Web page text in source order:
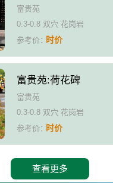
富贵苑
0.3-0.8 双穴 花岗岩
参考价：时价
富贵苑:荷花碑
富贵苑
0.3-0.8 双穴 花岗岩
参考价：时价
查看更多